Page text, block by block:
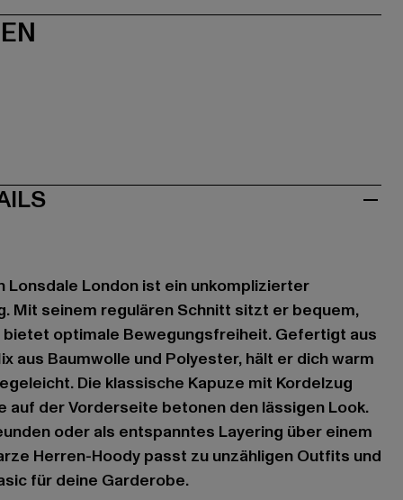
Lonsdale London ist ein unkomplizierter
Mit seinem regulären Schnitt sitzt er bequem,
bietet optimale Bewegungsfreiheit. Gefertigt aus
aus Baumwolle und Polyester, hält er dich warm
Die klassische Kapuze mit Kordelzug
auf der Vorderseite betonen den lässigen Look.
oder als entspanntes Layering über einem
Herren-Hoody passt zu unzähligen Outfits und
für deine Garderobe.